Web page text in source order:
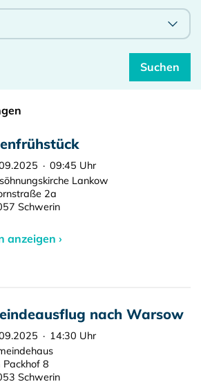
· 09:45 Uhr
Lankow
2a
Schwerin
anzeigen ›
nach Warsow
· 14:30 Uhr
Packhof 8
Schwerin